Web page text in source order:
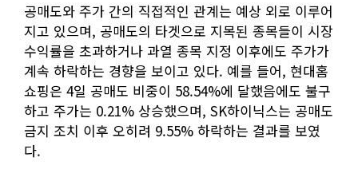
공매도와 주가 간의 직접적인 관계는 예상 외로 이루어
지고 있으며, 공매도의 타겟으로 지목된 종목들이 시장
수익률을 초과하거나 과열 종목 지정 이후에도 주가가
계속 하락하는 경향을 보이고 있다. 예를 들어, 현대홈
쇼핑은 4일 공매도 비중이 58.54%에 달했음에도 불구
하고 주가는 0.21% 상승했으며, SK하이닉스는 공매도
금지 조치 이후 오히려 9.55% 하락하는 결과를 보였
다.